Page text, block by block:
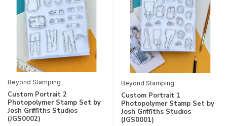
Beyond Stamping
Custom Portrait 2
Photopolymer Stamp Set by
Josh Griffiths Studios
(JGS0002)
Beyond Stamping
Custom Portrait 1
Photopolymer Stamp Set by
Josh Griffiths Studios
(JGS0001)